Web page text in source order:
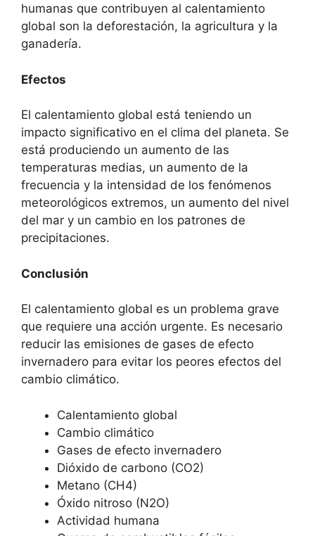
humanas que contribuyen al calentamiento
global son la deforestación, la agricultura y la
ganadería.
Efectos
El calentamiento global está teniendo un
impacto significativo en el clima del planeta. Se
está produciendo un aumento de las
temperaturas medias, un aumento de la
frecuencia y la intensidad de los fenómenos
meteorológicos extremos, un aumento del nivel
del mar y un cambio en los patrones de
precipitaciones.
Conclusión
El calentamiento global es un problema grave
que requiere una acción urgente. Es necesario
reducir las emisiones de gases de efecto
invernadero para evitar los peores efectos del
cambio climático.
Calentamiento global
Cambio climático
Gases de efecto invernadero
Dióxido de carbono (CO2)
Metano (CH4)
Óxido nitroso (N2O)
Actividad humana